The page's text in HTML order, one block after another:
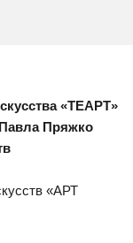
«ТЕАРТ»
Пряжко
«АРТ